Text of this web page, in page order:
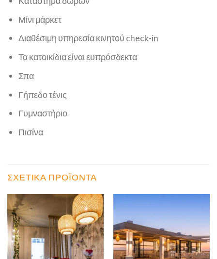
Μίνι μάρκετ
Διαθέσιμη υπηρεσία κινητού check-in
Τα κατοικίδια είναι ευπρόσδεκτα
Σπα
Γήπεδο τένις
Γυμναστήριο
Πισίνα
ΣΧΕΤΙΚΆ ΠΡΟΪΌΝΤΑ